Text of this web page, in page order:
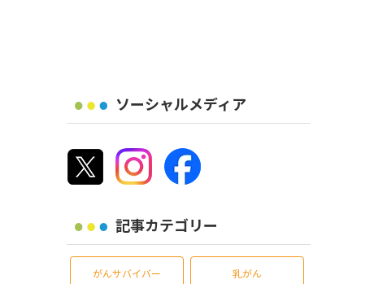
ソーシャルメディア
記事カテゴリー
がんサバイバー 乳がん